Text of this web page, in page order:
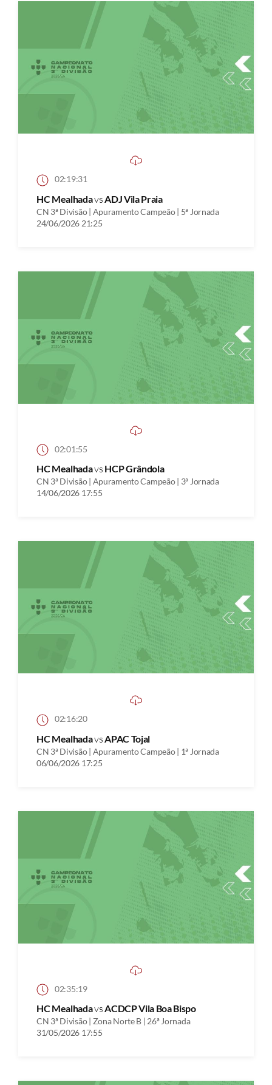
02:19:31
HC MealhadavsADJ Vila Praia
CN 3ª Divisão | Apuramento Campeão | 5ª Jornada
24/06/2026 21:25
02:01:55
HC Mealhadavs HCP Grândola
CN 3ª Divisão | Apuramento Campeão | 3ª Jornada
14/06/2026 17:55
02:16:20
HC MealhadavsAPAC Tojal
CN 3ª Divisão | Apuramento Campeão | 1ª Jornada
06/06/2026 17:25
02:35:19
HC MealhadavsACDCP Vila Boa Bispo
CN 3ª Divisão | Zona Norte B | 26ª Jornada
31/05/2026 17:55